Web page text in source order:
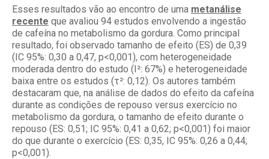
Esses resultados vão ao encontro de uma metanálise
recente que avaliou 94 estudos envolvendo a ingestão
de cafeína no metabolismo da gordura. Como principal
resultado, foi observado tamanho de efeito (ES) de 0,39
(IC 95%: 0,30 a 0,47, p<0,001), com heterogeneidade
moderada dentro do estudo (I²: 67%) e heterogeneidade
baixa entre os estudos (τ²: 0,12). Os autores também
destacaram que, na análise de dados do efeito da cafeína
durante as condições de repouso versus exercício no
metabolismo da gordura, o tamanho de efeito durante o
repouso (ES: 0,51; IC 95%: 0,41 a 0,62; p<0,001) foi maior
do que durante o exercício (ES: 0,35, IC 95%: 0,26 a 0,44;
p<0,001).